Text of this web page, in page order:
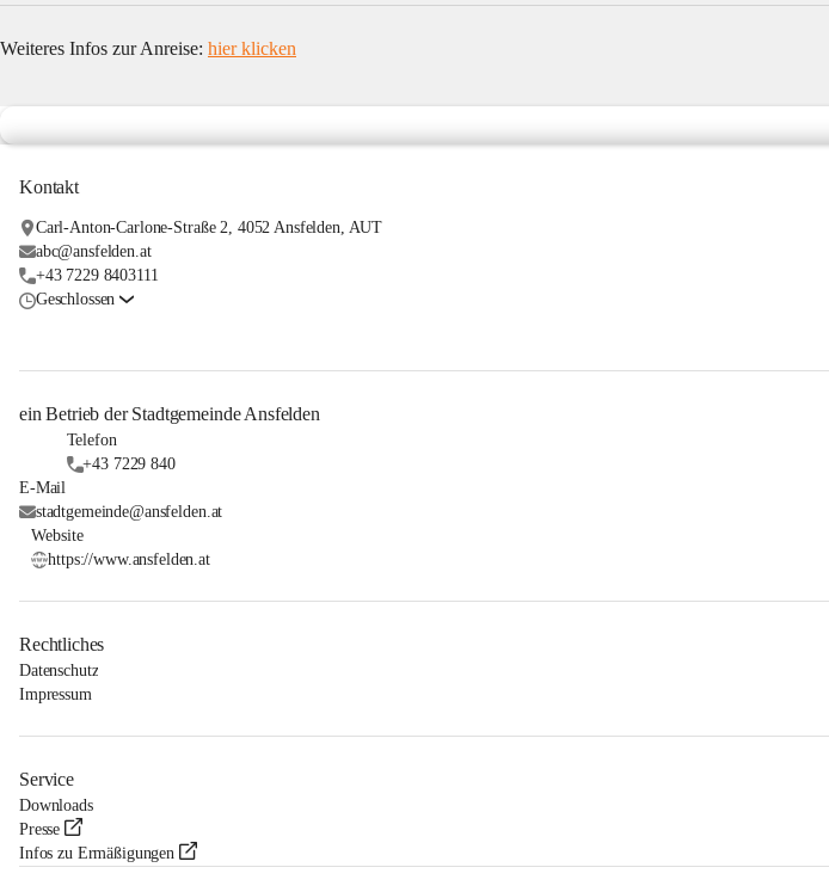
Weiteres Infos zur Anreise: hier klicken
Kontakt
Carl-Anton-Carlone-Straße 2, 4052 Ansfelden, AUT
abc@ansfelden.at
+43 7229 8403111
Geschlossen
ein Betrieb der Stadtgemeinde Ansfelden
Telefon
+43 7229 840
E-Mail
stadtgemeinde@ansfelden.at
Website
https://www.ansfelden.at
Rechtliches
Datenschutz
Impressum
Service
Downloads
Presse
Infos zu Ermäßigungen